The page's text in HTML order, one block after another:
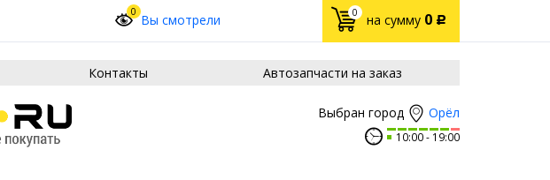
0 Вы смотрели 0 на сумму 0 Р
Контакты Автозапчасти на заказ
Выбран город Орёл
10:00 19:00